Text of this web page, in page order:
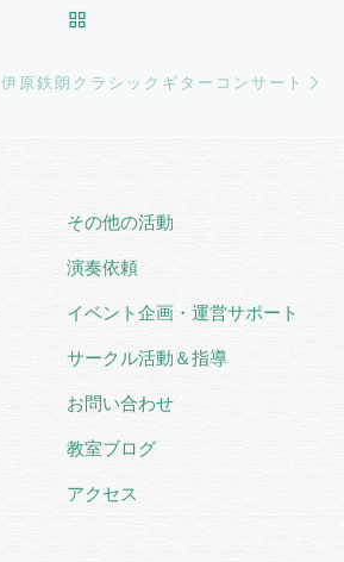
伊原鉄朗クラシックギターコンサート
その他の活動
演奏依頼
イベント企画・運営サポート
サークル活動＆指導
お問い合わせ
教室ブログ
アクセス